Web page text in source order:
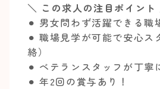
＼ この求人の注目ポイント
⚫︎ 男女問わず活躍できる職
⚫︎ 職場見学が可能で安心ス
絡）
⚫︎ ベテランスタッフが丁寧
⚫︎ 年2回の賞与あり！